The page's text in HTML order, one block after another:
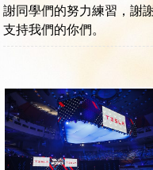
謝同學們的努力練習，謝
支持我們的你們。